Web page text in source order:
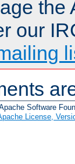
the
our
Software
License,